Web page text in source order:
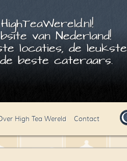
van Nederland!
locaties, de leukste
beste cateraars.
High Tea Wereld Contact